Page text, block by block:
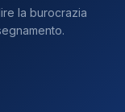
la burocrazia